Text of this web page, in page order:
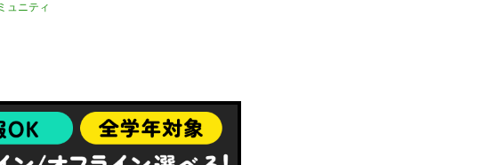
ュニティ